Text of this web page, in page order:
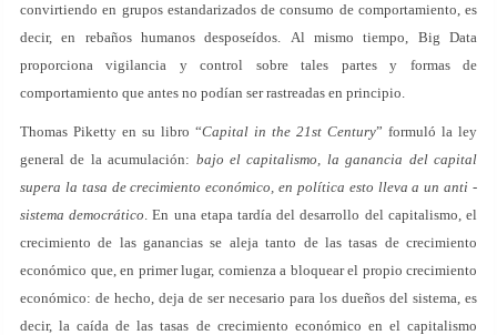
convirtiendo en grupos estandarizados de consumo de comportamiento, es
decir, en rebaños humanos desposeídos. Al mismo tiempo, Big Data
proporciona vigilancia y control sobre tales partes y formas de
comportamiento que antes no podían ser rastreadas en principio.
Thomas Piketty en su libro “Capital in the 21st Century” formuló la ley
general de la acumulación: bajo el capitalismo, la ganancia del capital
supera la tasa de crecimiento económico, en política esto lleva a un anti -
sistema democrático. En una etapa tardía del desarrollo del capitalismo, el
crecimiento de las ganancias se aleja tanto de las tasas de crecimiento
económico que, en primer lugar, comienza a bloquear el propio crecimiento
económico: de hecho, deja de ser necesario para los dueños del sistema, es
decir, la caída de las tasas de crecimiento económico en el capitalismo